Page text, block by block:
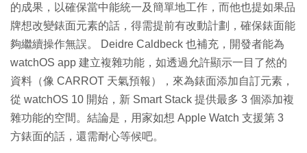
的成果，以確保當中能統一及簡單地工作，而他也提如果品
牌想改變錶面元素的話，得需提前有改動計劃，確保錶面能
夠繼續操作無誤。 Deidre Caldbeck 也補充，開發者能為
watchOS app 建立複雜功能，如透過允許顯示一目了然的
資料（像 CARROT 天氣預報），來為錶面添加自訂元素，
從 watchOS 10 開始，新 Smart Stack 提供最多 3 個添加複
雜功能的空間。結論是，用家如想 Apple Watch 支援第 3
方錶面的話，還需耐心等候吧。